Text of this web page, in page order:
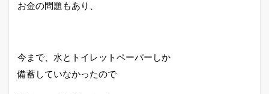
お金の問題もあり、
今まで、水とトイレットペーパーしか
備蓄していなかったので